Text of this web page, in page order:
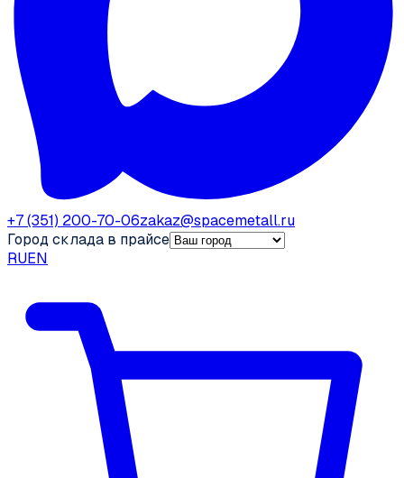
+7 (351) 200-70-06zakaz@spacemetall.ru
Город склада в прайсе
RUEN